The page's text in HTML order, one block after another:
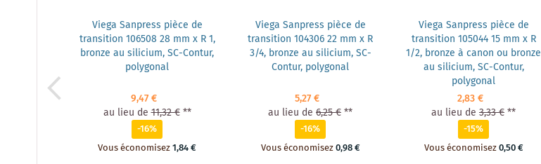
Viega Sanpress pièce de
transition 106508 28 mm x R 1,
bronze au silicium, SC-Contur,
polygonal
9,47 €
au lieu de 11,32 € **
-16%
Vous économisez1,84 €
Viega Sanpress pièce de
transition 104306 22 mm x R
3/4, bronze au silicium, SC-
Contur, polygonal
5,27 €
au lieu de 6,25 €**
-16%
Vous économisez0,98 €
Viega Sanpress pièce de
transition 105044 15 mm x R
1/2, bronze à canon ou bronze
au silicium, SC-Contur,
polygonal
2,83 €
au lieu de 3,33 €**
-15%
Vous économisez0,50 €